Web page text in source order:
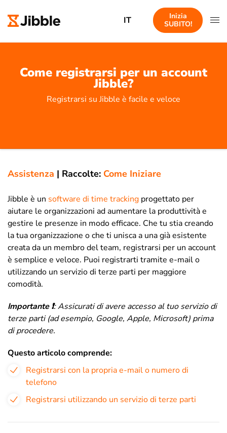
IT
Inizia
SUBITO!
Come registrarsi per un account
Jibble?
Registrarsi su Jibble è facile e veloce
Assistenza | Raccolte: Come Iniziare
Jibble è un software di time tracking progettato per
aiutare le organizzazioni ad aumentare la produttività e
gestire le presenze in modo efficace. Che tu stia creando
la tua organizzazione o che ti unisca a una già esistente
creata da un membro del team, registrarsi per un account
è semplice e veloce. Puoi registrarti tramite e-mail o
utilizzando un servizio di terze parti per maggiore
comodità.
Importante ❗️: Assicurati di avere accesso al tuo servizio di
terze parti (ad esempio, Google, Apple, Microsoft) prima
di procedere.
Questo articolo comprende:
Registrarsi con la propria e-mail o numero di
telefono
Registrarsi utilizzando un servizio di terze parti